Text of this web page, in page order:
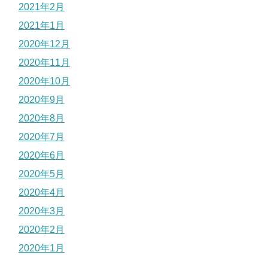
2021年2月
2021年1月
2020年12月
2020年11月
2020年10月
2020年9月
2020年8月
2020年7月
2020年6月
2020年5月
2020年4月
2020年3月
2020年2月
2020年1月